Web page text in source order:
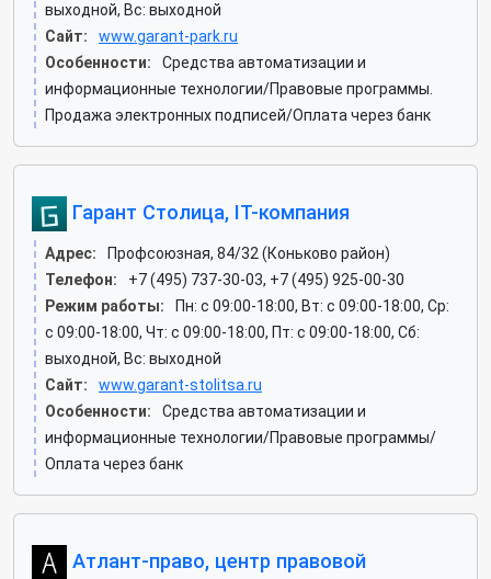
выходной, Вс: выходной
Сайт:
www.garant-park.ru
Особенности:
Средства автоматизации и
информационные технологии/Правовые программы.
Продажа электронных подписей/Оплата через банк
Гарант Столица, IT-компания
Адрес:
Профсоюзная, 84/32 (Коньково район)
Телефон:
+7 (495) 737-30-03, +7 (495) 925-00-30
Режим работы:
Пн: c 09:00-18:00, Вт: c 09:00-18:00, Ср:
c 09:00-18:00, Чт: c 09:00-18:00, Пт: c 09:00-18:00, Сб:
выходной, Вс: выходной
Сайт:
www.garant-stolitsa.ru
Особенности:
Средства автоматизации и
информационные технологии/Правовые программы/
Оплата через банк
Атлант-право, центр правовой